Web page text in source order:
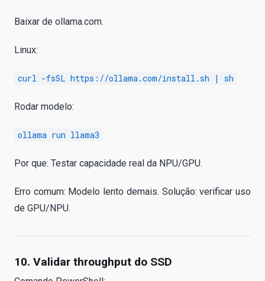
Baixar de ollama.com.
Linux:
curl -fsSL https://ollama.com/install.sh | sh
Rodar modelo:
ollama run llama3
Por que: Testar capacidade real da NPU/GPU.
Erro comum: Modelo lento demais. Solução: verificar uso
de GPU/NPU.
10. Validar throughput do SSD